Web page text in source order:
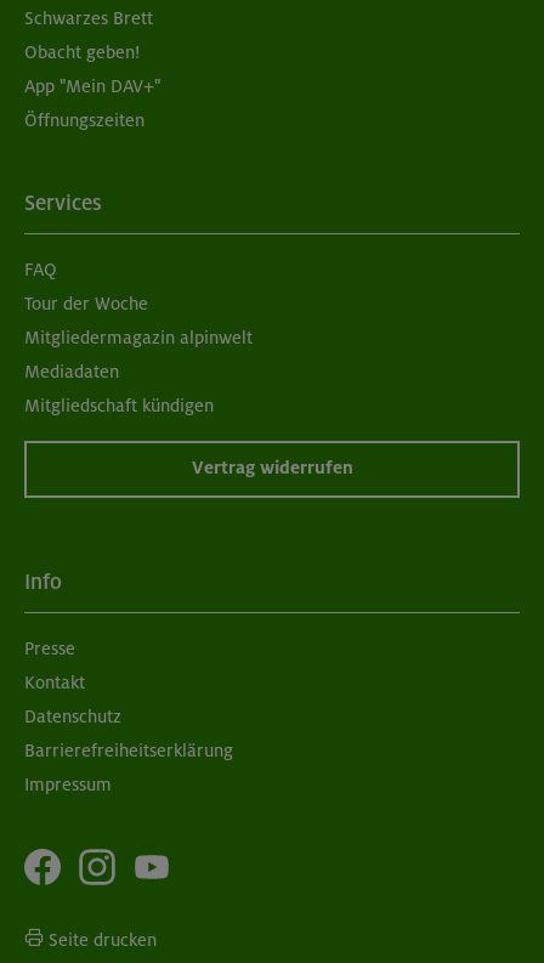
Schwarzes Brett
Obacht geben!
App "Mein DAV+"
Öffnungszeiten
Services
FAQ
Tour der Woche
Mitgliedermagazin alpinwelt
Mediadaten
Mitgliedschaft kündigen
Vertrag widerrufen
Info
Presse
Kontakt
Datenschutz
Barrierefreiheitserklärung
Impressum
Seite drucken